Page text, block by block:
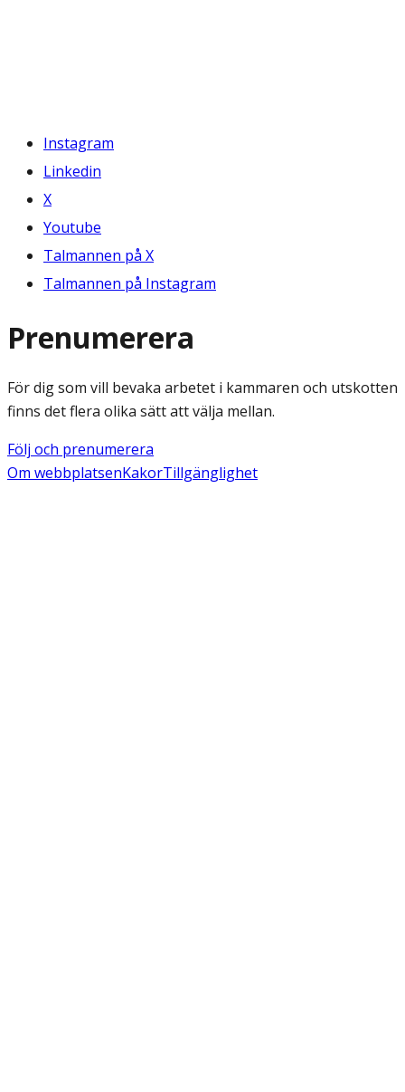
Instagram
Linkedin
X
Youtube
Talmannen på X
Talmannen på Instagram
Prenumerera
För dig som vill bevaka arbetet i kammaren och utskotten
finns det flera olika sätt att välja mellan.
Följ och prenumerera
Om webbplatsenKakorTillgänglighet